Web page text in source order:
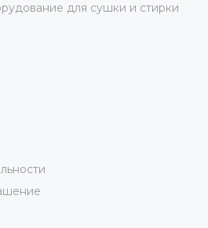
для сушки и стирки